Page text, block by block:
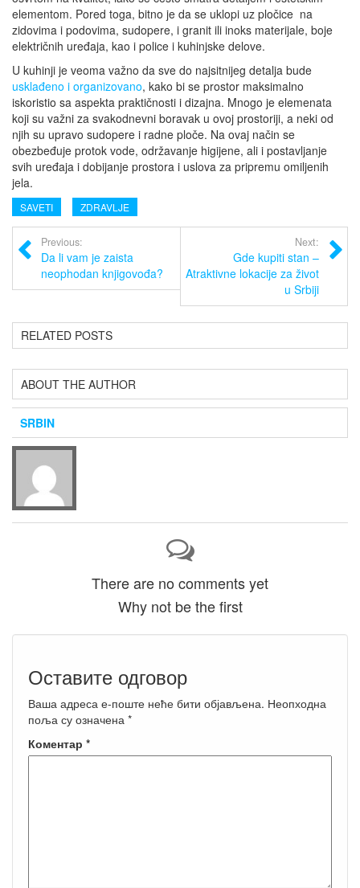
elementom. Pored toga, bitno je da se uklopi uz pločice na
zidovima i podovima, sudopere, i granit ili inoks materijale, boje
električnih uređaja, kao i police i kuhinjske delove.
U kuhinji je veoma važno da sve do najsitnijeg detalja bude
usklađeno i organizovano, kako bi se prostor maksimalno
iskoristio sa aspekta praktičnosti i dizajna. Mnogo je elemenata
koji su važni za svakodnevni boravak u ovoj prostoriji, a neki od
njih su upravo sudopere i radne ploče. Na ovaj način se
obezbeđuje protok vode, održavanje higijene, ali i postavljanje
svih uređaja i dobijanje prostora i uslova za pripremu omiljenih
jela.
SAVETI ZDRAVLJE
Previous:
Da li vam je zaista
neophodan knjigovođa?
Next:
Gde kupiti stan –
Atraktivne lokacije za život
u Srbiji
RELATED POSTS
ABOUT THE AUTHOR
SRBIN
There are no comments yet
Why not be the first
Оставите одговор
Ваша адреса е-поште неће бити објављена. Неопходна
поља су означена *
Коментар *